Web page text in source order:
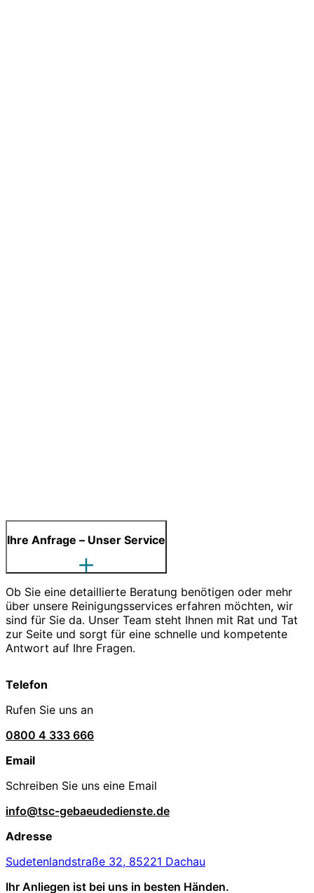
Ihre Anfrage – Unser Service
Ob Sie eine detaillierte Beratung benötigen oder mehr
über unsere Reinigungsservices erfahren möchten, wir
sind für Sie da. Unser Team steht Ihnen mit Rat und Tat
zur Seite und sorgt für eine schnelle und kompetente
Antwort auf Ihre Fragen.
Telefon
Rufen Sie uns an
0800 4 333 666
Email
Schreiben Sie uns eine Email
info@tsc-gebaeudedienste.de
Adresse
Sudetenlandstraße 32, 85221 Dachau
Ihr Anliegen ist bei uns in besten Händen.